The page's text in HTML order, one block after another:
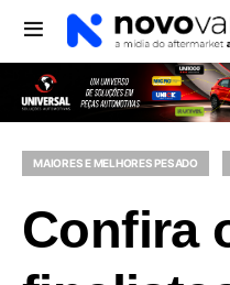
MAIORES E MELHORES PESADO
Confira